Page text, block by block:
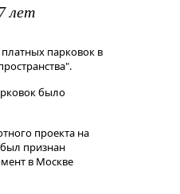
лет
парковок в
было
проекта на
признан
в Москве